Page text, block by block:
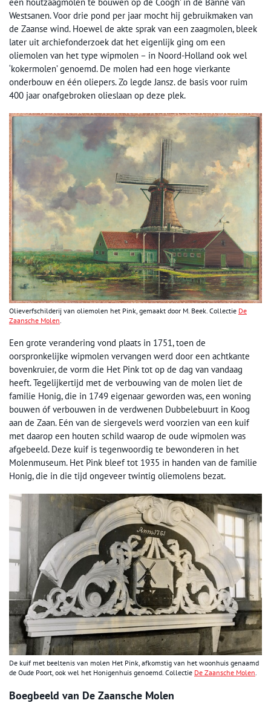
Westsanen. Voor drie pond per jaar mocht hij gebruikmaken van
de Zaanse wind. Hoewel de akte sprak van een zaagmolen, bleek
later uit archiefonderzoek dat het eigenlijk ging om een
oliemolen van het type wipmolen – in Noord-Holland ook wel
‘kokermolen’ genoemd. De molen had een hoge vierkante
onderbouw en één oliepers. Zo legde Jansz. de basis voor ruim
400 jaar onafgebroken olieslaan op deze plek.
Olieverfschilderij van oliemolen het Pink, gemaakt door M. Beek. Collectie De
Zaansche Molen.
Een grote verandering vond plaats in 1751, toen de
oorspronkelijke wipmolen vervangen werd door een achtkante
bovenkruier, de vorm die Het Pink tot op de dag van vandaag
heeft. Tegelijkertijd met de verbouwing van de molen liet de
familie Honig, die in 1749 eigenaar geworden was, een woning
bouwen óf verbouwen in de verdwenen Dubbelebuurt in Koog
aan de Zaan. Eén van de siergevels werd voorzien van een kuif
met daarop een houten schild waarop de oude wipmolen was
afgebeeld. Deze kuif is tegenwoordig te bewonderen in het
Molenmuseum. Het Pink bleef tot 1935 in handen van de familie
Honig, die in die tijd ongeveer twintig oliemolens bezat.
De kuif met beeltenis van molen Het Pink, afkomstig van het woonhuis genaamd
de Oude Poort, ook wel het Honigenhuis genoemd. Collectie De Zaansche Molen.
Boegbeeld van De Zaansche Molen